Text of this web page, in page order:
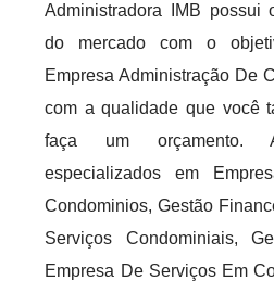
Administradora IMB possui
do mercado com o
Empresa Administração De
com a qualidade que você
faça um orçamento.
especializados em
Condominios, Gestão
Serviços Condominiais,
Empresa De Serviços Em